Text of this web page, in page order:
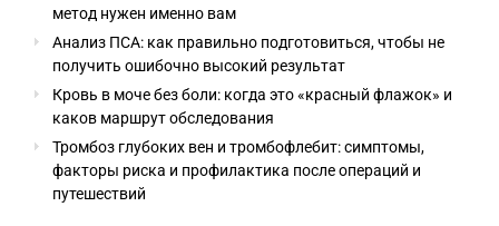
метод нужен именно вам
Анализ ПСА: как правильно подготовиться, чтобы не
получить ошибочно высокий результат
Кровь в моче без боли: когда это «красный флажок» и
каков маршрут обследования
Тромбоз глубоких вен и тромбофлебит: симптомы,
факторы риска и профилактика после операций и
путешествий